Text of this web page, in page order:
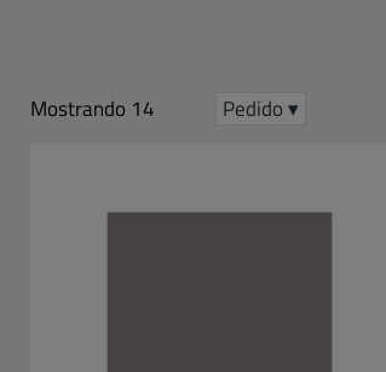
Mostrando 14 Pedido ▾